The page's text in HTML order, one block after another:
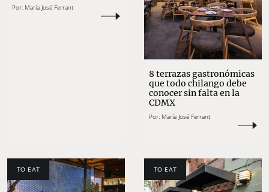
Por: María José Ferrant
8 terrazas gastronómicas
que todo chilango debe
conocer sin falta en la
CDMX
Por: María José Ferrant
TO EAT TO EAT